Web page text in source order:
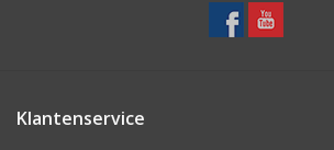
Klantenservice